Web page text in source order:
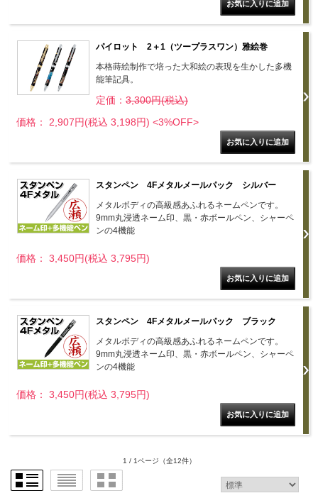
パイロット 2＋1（ツープラスワン）雅絵巻
本格蒔絵制作で培った大和絵の表現を生かした多機
能筆記具。
定価： 3,300円(税込)
価格： 2,907円(税込 3,198円) <3%OFF>
スタンペン 4Fメタルメールパック シルバー
メタルボディの高級感あふれるネームペンです。
9mm丸浸透ネーム印、黒・赤ボールペン、シャーペ
ンの4機能
価格： 3,450円(税込 3,795円)
スタンペン 4Fメタルメールパック ブラック
メタルボディの高級感あふれるネームペンです。
9mm丸浸透ネーム印、黒・赤ボールペン、シャーペ
ンの4機能
価格： 3,450円(税込 3,795円)
1 / 1ページ （全12件）